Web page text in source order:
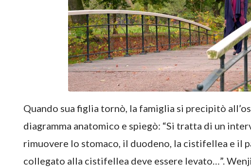
Quando sua figlia tornò, la famiglia si precipitò
diagramma anatomico e spiegò: “Si tratta di un
rimuovere lo stomaco, il duodeno, la cistifellea e il
collegato alla cistifellea deve essere levato…”.